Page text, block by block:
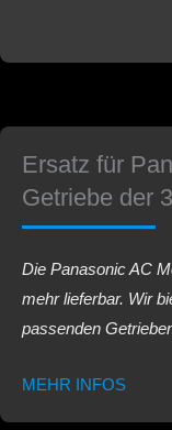
Ersatz für
Getriebe der
Die Panasonic AC
mehr lieferbar. Wir
passenden
MEHR INFOS